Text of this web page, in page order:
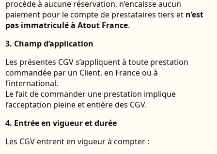
procède à aucune réservation, n’encaisse aucun
paiement pour le compte de prestataires tiers et n’est
pas immatriculé à Atout France.
3. Champ d’application
Les présentes CGV s’appliquent à toute prestation
commandée par un Client, en France ou à
l’international.
Le fait de commander une prestation implique
l’acceptation pleine et entière des CGV.
4. Entrée en vigueur et durée
Les CGV entrent en vigueur à compter :